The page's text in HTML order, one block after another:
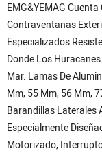
EMG&YEMAG
Contraventanas
Especializados
Donde Los
Mar. Lamas De
Mm, 55 Mm, 56 Mm,
Barandillas Laterales
Especialmente
Motorizado,